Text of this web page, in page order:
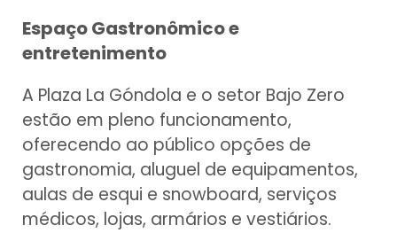
Espaço Gastronômico e
entretenimento
A Plaza La Góndola e o setor Bajo Zero
estão em pleno funcionamento,
oferecendo ao público opções de
gastronomia, aluguel de equipamentos,
aulas de esqui e snowboard, serviços
médicos, lojas, armários e vestiários.